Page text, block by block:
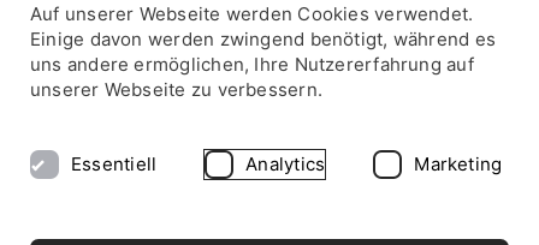
SURFEN UND WOHNEN AM BANANA BEACH
Sea View Surfcamp
Marokko
Auf unserer Webseite werden Cookies verwendet.
Einige davon werden zwingend benötigt, während es
uns andere ermöglichen, Ihre Nutzererfahrung auf
unserer Webseite zu verbessern.
Essentiell Analytics Marketing